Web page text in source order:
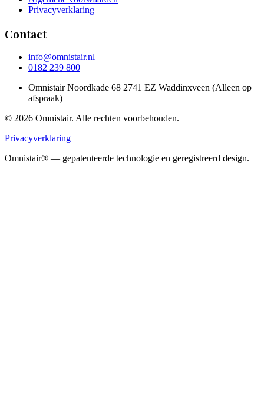
Privacyverklaring
Contact
info@omnistair.nl
0182 239 800
Omnistair Noordkade 68 2741 EZ Waddinxveen (Alleen op
afspraak)
© 2026 Omnistair. Alle rechten voorbehouden.
Privacyverklaring
Omnistair® — gepatenteerde technologie en geregistreerd design.